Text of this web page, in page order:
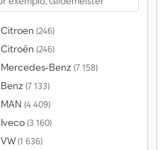
Citroen (246)
Citroën (246)
Mercedes-Benz (7 158)
Benz (7 133)
MAN (4 409)
Iveco(3 160)
VW(1 636)